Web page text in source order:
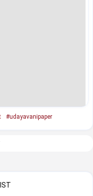
#udayavanipaper